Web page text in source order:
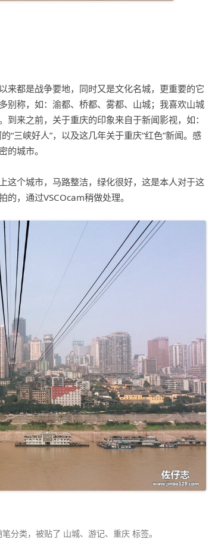
来都是战争要地，同时又是文化名城，更重要的它
别称，如：渝都、桥都、雾都、山城；我喜欢山城
来之前，关于重庆的印象来自于新闻影视，如：
“三峡好人”，以及这几年关于重庆“红色”新闻。感
的城市。
这个城市，马路整洁，绿化很好，这是本人对于这
，通过VSCOcam稍做处理。
笔分类，被贴了 山城、 游记、 重庆标签。